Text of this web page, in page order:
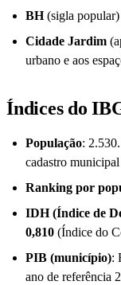
BH(sigla popular)
Cidade Jardim
urbano e aos
Índices do
População:
cadastro
Ranking por
IDH (Índice de
0,810 (Índice do
PIB (município):
ano de referência